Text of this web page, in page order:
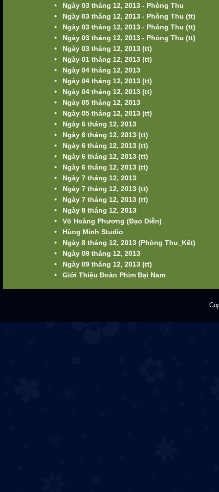
• Ngày 03 tháng 12, 2013 - Phòng Thu
• Ngày 03 tháng 12, 2013 - Phòng Thu (tt)
• Ngày 03 tháng 12, 2013 - Phòng Thu (tt)
• Ngày 03 tháng 12, 2013 - Phòng Thu (tt)
• Ngày 03 tháng 12, 2013 (tt)
• Ngày 01 tháng 12, 2013 (tt)
• Ngày 04 tháng 12, 2013
• Ngày 04 tháng 12, 2013 (tt)
• Ngày 04 tháng 12, 2013 (tt)
• Ngày 05 tháng 12, 2013
• Ngày 05 tháng 12, 2013 (tt)
• Ngày 6 tháng 12, 2013
• Ngày 6 tháng 12, 2013 (tt)
• Ngày 6 tháng 12, 2013 (tt)
• Ngày 6 tháng 12, 2013 (tt)
• Ngày 6 tháng 12, 2013 (tt)
• Ngày 7 tháng 12, 2013
• Ngày 7 tháng 12, 2013 (tt)
• Ngày 7 tháng 12, 2013 (tt)
• Ngày 8 tháng 12, 2013
• Võ Hoàng Phương (Đạo Diễn)
• Hùng Minh Studio
• Ngày 8 tháng 12, 2013 (Phòng Thu_Kết)
• Ngày 09 tháng 12, 2013
• Ngày 09 tháng 12, 2013 (tt)
• Giới Thiệu Đoàn Phim Đại Nam